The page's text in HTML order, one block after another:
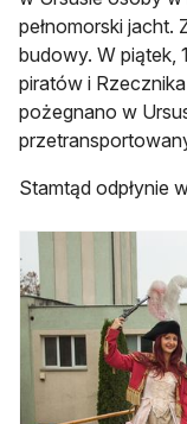
pełnomorski jacht.
budowy. W piątek,
piratów i
pożegnano w
Stamtąd odpłynie